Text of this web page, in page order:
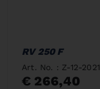
RV 250 F
Art. No. : Z-12-2021
€ 266,40